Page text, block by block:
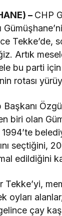
– CHP
Tekke’de,
Artık
bu parti
rotası
Başkanı
biri olan
1994’te
seçtiğini,
edildiğini
Tekke’yi,
oyları
çay